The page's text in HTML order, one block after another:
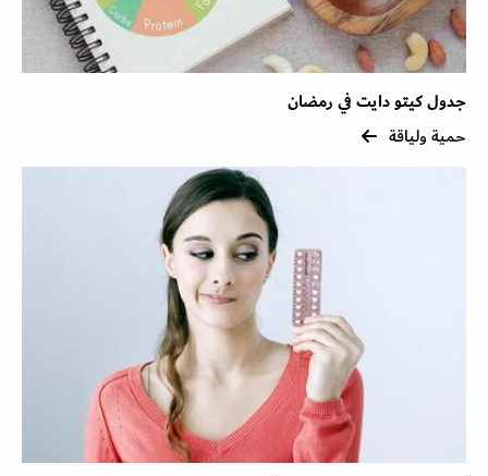
جدول كيتو دايت في رمضان
حمية ولياقة